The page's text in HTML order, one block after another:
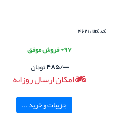
کد کالا : ۴۶۲۱
۹۷+ فروش موفق
۴۸۵/۰۰۰تومان
امکان ارسال روزانه
جزییات و خرید ...